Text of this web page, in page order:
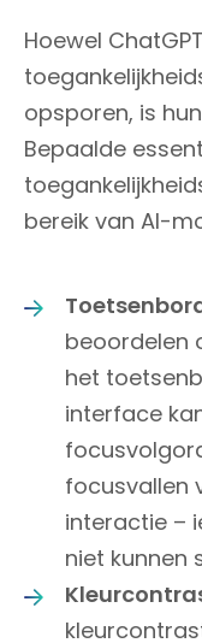
Hoewel
opsporen, is
Bepaalde
bereik van AI-
beoordelen
het
interface
focusvallen
interactie –
niet kunnen